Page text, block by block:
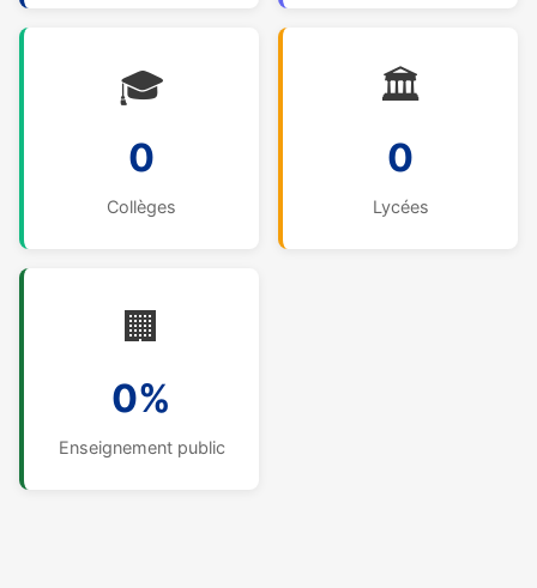
🎓
0
Collèges
🏛️
0
Lycées
🏢
0%
Enseignement public